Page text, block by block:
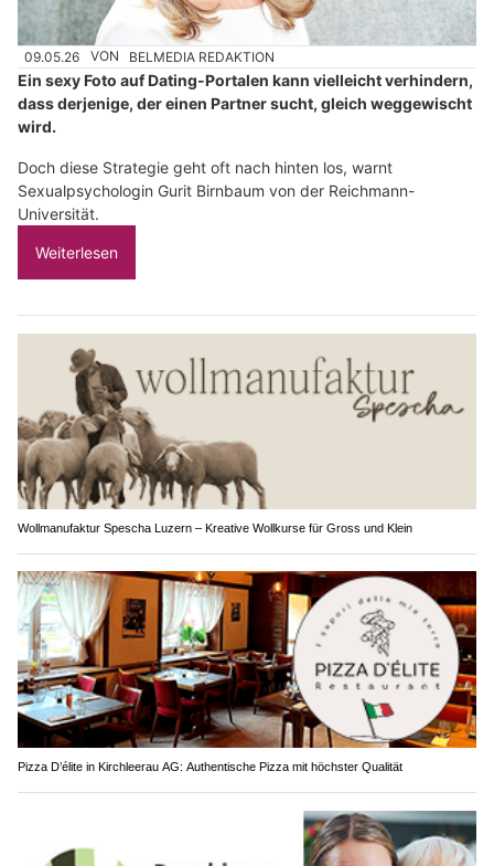
09.05.26 VON BELMEDIA REDAKTION
Ein sexy Foto auf Dating-Portalen kann vielleicht verhindern,
dass derjenige, der einen Partner sucht, gleich weggewischt
wird.
Doch diese Strategie geht oft nach hinten los, warnt
Sexualpsychologin Gurit Birnbaum von der Reichmann-
Universität.
Weiterlesen
Wollmanufaktur Spescha Luzern – Kreative Wollkurse für Gross und Klein
Pizza D’élite in Kirchleerau AG: Authentische Pizza mit höchster Qualität